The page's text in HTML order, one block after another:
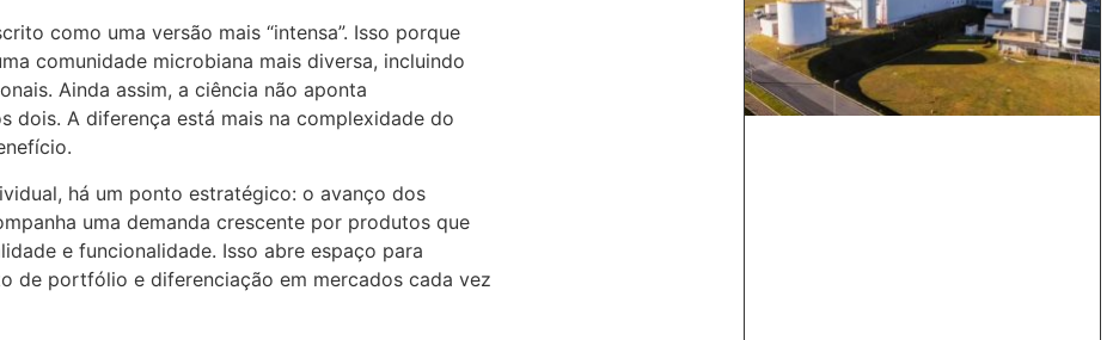
como uma versão mais “intensa”. Isso porque
comunidade microbiana mais diversa, incluindo
Ainda assim, a ciência não aponta
dois. A diferença está mais na complexidade do
há um ponto estratégico: o avanço dos
uma demanda crescente por produtos que
e funcionalidade. Isso abre espaço para
de portfólio e diferenciação em mercados cada vez